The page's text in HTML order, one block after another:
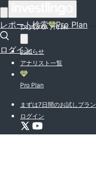
レポート検索 Pro Plan
ログイン
投資入門特集
お知らせ
アナリスト一覧
Pro Plan
まずは7日間のお試しプラン
ログイン